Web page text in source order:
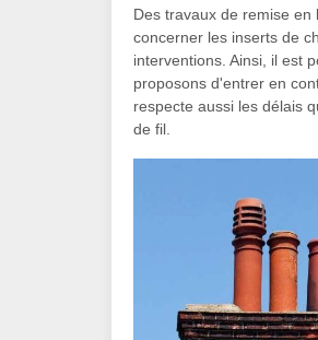
Des travaux de remise
concerner les inserts de
interventions. Ainsi, il est
proposons d'entrer en
respecte aussi les délais
de fil.